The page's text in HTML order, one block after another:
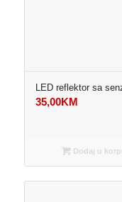
LED reflektor sa
35,00KM
Dodaj u